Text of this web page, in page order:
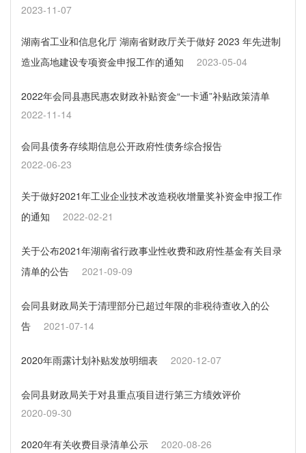
2023-11-07
湖南省工业和信息化厅 湖南省财政厅关于做好 2023 年先进制
造业高地建设专项资金申报工作的通知
2023-05-04
2022年会同县惠民惠农财政补贴资金“一卡通”补贴政策清单
2022-11-14
会同县债务存续期信息公开政府性债务综合报告
2022-06-23
关于做好2021年工业企业技术改造税收增量奖补资金申报工作
的通知
2022-02-21
关于公布2021年湖南省行政事业性收费和政府性基金有关目录
清单的公告
2021-09-09
会同县财政局关于清理部分已超过年限的非税待查收入的公
告
2021-07-14
2020年雨露计划补贴发放明细表 2020-12-07
会同县财政局关于对县重点项目进行第三方绩效评价
2020-09-30
2020年有关收费目录清单公示 2020-08-26